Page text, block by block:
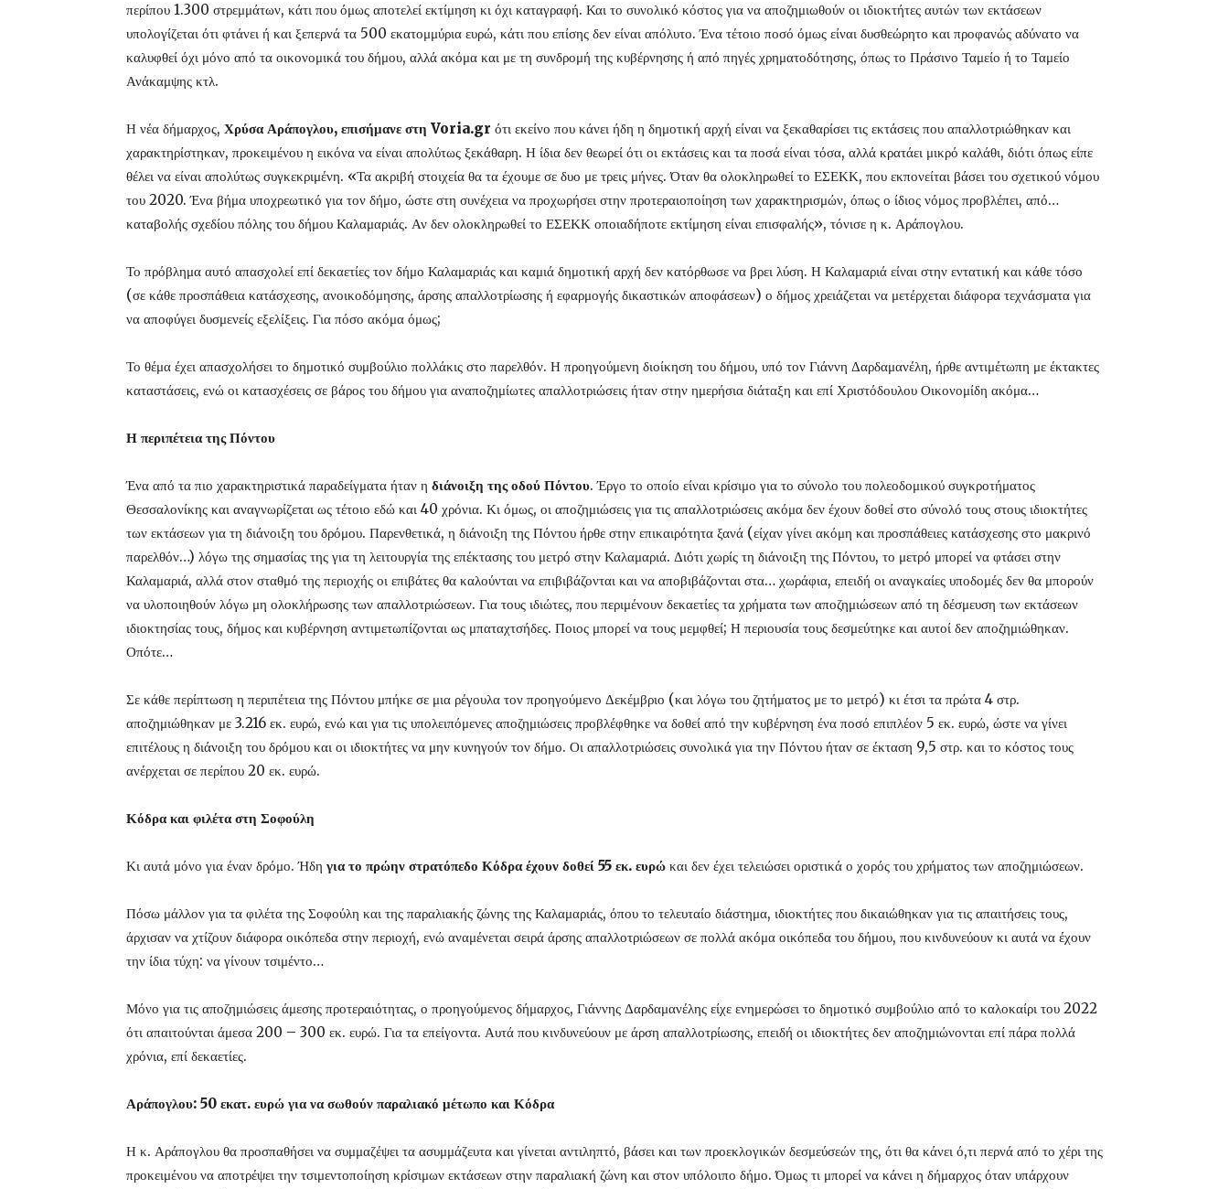
περίπου 1.300 στρεμμάτων, κάτι που όμως αποτελεί εκτίμηση κι όχι καταγραφή. Και το συνολικό κόστος για να αποζημιωθούν οι ιδιοκτήτες αυτών των εκτάσεων
υπολογίζεται ότι φτάνει ή και ξεπερνά τα 500 εκατομμύρια ευρώ, κάτι που επίσης δεν είναι απόλυτο. Ένα τέτοιο ποσό όμως είναι δυσθεώρητο και προφανώς αδύνατο να
καλυφθεί όχι μόνο από τα οικονομικά του δήμου, αλλά ακόμα και με τη συνδρομή της κυβέρνησης ή από πηγές χρηματοδότησης, όπως το Πράσινο Ταμείο ή το Ταμείο
Ανάκαμψης κτλ.
Η νέα δήμαρχος, Χρύσα Αράπογλου, επισήμανε στη Voria.gr ότι εκείνο που κάνει ήδη η δημοτική αρχή είναι να ξεκαθαρίσει τις εκτάσεις που απαλλοτριώθηκαν και
χαρακτηρίστηκαν, προκειμένου η εικόνα να είναι απολύτως ξεκάθαρη. Η ίδια δεν θεωρεί ότι οι εκτάσεις και τα ποσά είναι τόσα, αλλά κρατάει μικρό καλάθι, διότι όπως είπε
θέλει να είναι απολύτως συγκεκριμένη. «Τα ακριβή στοιχεία θα τα έχουμε σε δυο με τρεις μήνες. Όταν θα ολοκληρωθεί το ΕΣΕΚΚ, που εκπονείται βάσει του σχετικού νόμου
του 2020. Ένα βήμα υποχρεωτικό για τον δήμο, ώστε στη συνέχεια να προχωρήσει στην προτεραιοποίηση των χαρακτηρισμών, όπως ο ίδιος νόμος προβλέπει, από…
καταβολής σχεδίου πόλης του δήμου Καλαμαριάς. Αν δεν ολοκληρωθεί το ΕΣΕΚΚ οποιαδήποτε εκτίμηση είναι επισφαλής», τόνισε η κ. Αράπογλου.
Το πρόβλημα αυτό απασχολεί επί δεκαετίες τον δήμο Καλαμαριάς και καμιά δημοτική αρχή δεν κατόρθωσε να βρει λύση. Η Καλαμαριά είναι στην εντατική και κάθε τόσο
(σε κάθε προσπάθεια κατάσχεσης, ανοικοδόμησης, άρσης απαλλοτρίωσης ή εφαρμογής δικαστικών αποφάσεων) ο δήμος χρειάζεται να μετέρχεται διάφορα τεχνάσματα για
να αποφύγει δυσμενείς εξελίξεις. Για πόσο ακόμα όμως;
Το θέμα έχει απασχολήσει το δημοτικό συμβούλιο πολλάκις στο παρελθόν. Η προηγούμενη διοίκηση του δήμου, υπό τον Γιάννη Δαρδαμανέλη, ήρθε αντιμέτωπη με έκτακτες
καταστάσεις, ενώ οι κατασχέσεις σε βάρος του δήμου για αναποζημίωτες απαλλοτριώσεις ήταν στην ημερήσια διάταξη και επί Χριστόδουλου Οικονομίδη ακόμα…
Η περιπέτεια της Πόντου
Ένα από τα πιο χαρακτηριστικά παραδείγματα ήταν η διάνοιξη της οδού Πόντου. Έργο το οποίο είναι κρίσιμο για το σύνολο του πολεοδομικού συγκροτήματος
Θεσσαλονίκης και αναγνωρίζεται ως τέτοιο εδώ και 40 χρόνια. Κι όμως, οι αποζημιώσεις για τις απαλλοτριώσεις ακόμα δεν έχουν δοθεί στο σύνολό τους στους ιδιοκτήτες
των εκτάσεων για τη διάνοιξη του δρόμου. Παρενθετικά, η διάνοιξη της Πόντου ήρθε στην επικαιρότητα ξανά (είχαν γίνει ακόμη και προσπάθειες κατάσχεσης στο μακρινό
παρελθόν…) λόγω της σημασίας της για τη λειτουργία της επέκτασης του μετρό στην Καλαμαριά. Διότι χωρίς τη διάνοιξη της Πόντου, το μετρό μπορεί να φτάσει στην
Καλαμαριά, αλλά στον σταθμό της περιοχής οι επιβάτες θα καλούνται να επιβιβάζονται και να αποβιβάζονται στα… χωράφια, επειδή οι αναγκαίες υποδομές δεν θα μπορούν
να υλοποιηθούν λόγω μη ολοκλήρωσης των απαλλοτριώσεων. Για τους ιδιώτες, που περιμένουν δεκαετίες τα χρήματα των αποζημιώσεων από τη δέσμευση των εκτάσεων
ιδιοκτησίας τους, δήμος και κυβέρνηση αντιμετωπίζονται ως μπαταχτσήδες. Ποιος μπορεί να τους μεμφθεί; Η περιουσία τους δεσμεύτηκε και αυτοί δεν αποζημιώθηκαν.
Οπότε…
Σε κάθε περίπτωση η περιπέτεια της Πόντου μπήκε σε μια ρέγουλα τον προηγούμενο Δεκέμβριο (και λόγω του ζητήματος με το μετρό) κι έτσι τα πρώτα 4 στρ.
αποζημιώθηκαν με 3.216 εκ. ευρώ, ενώ και για τις υπολειπόμενες αποζημιώσεις προβλέφθηκε να δοθεί από την κυβέρνηση ένα ποσό επιπλέον 5 εκ. ευρώ, ώστε να γίνει
επιτέλους η διάνοιξη του δρόμου και οι ιδιοκτήτες να μην κυνηγούν τον δήμο. Οι απαλλοτριώσεις συνολικά για την Πόντου ήταν σε έκταση 9,5 στρ. και το κόστος τους
ανέρχεται σε περίπου 20 εκ. ευρώ.
Κόδρα και φιλέτα στη Σοφούλη
Κι αυτά μόνο για έναν δρόμο. Ήδη για το πρώην στρατόπεδο Κόδρα έχουν δοθεί 55 εκ. ευρώ και δεν έχει τελειώσει οριστικά ο χορός του χρήματος των αποζημιώσεων.
Πόσω μάλλον για τα φιλέτα της Σοφούλη και της παραλιακής ζώνης της Καλαμαριάς, όπου το τελευταίο διάστημα, ιδιοκτήτες που δικαιώθηκαν για τις απαιτήσεις τους,
άρχισαν να χτίζουν διάφορα οικόπεδα στην περιοχή, ενώ αναμένεται σειρά άρσης απαλλοτριώσεων σε πολλά ακόμα οικόπεδα του δήμου, που κινδυνεύουν κι αυτά να έχουν
την ίδια τύχη: να γίνουν τσιμέντο…
Μόνο για τις αποζημιώσεις άμεσης προτεραιότητας, ο προηγούμενος δήμαρχος, Γιάννης Δαρδαμανέλης είχε ενημερώσει το δημοτικό συμβούλιο από το καλοκαίρι του 2022
ότι απαιτούνται άμεσα 200 – 300 εκ. ευρώ. Για τα επείγοντα. Αυτά που κινδυνεύουν με άρση απαλλοτρίωσης, επειδή οι ιδιοκτήτες δεν αποζημιώνονται επί πάρα πολλά
χρόνια, επί δεκαετίες.
Αράπογλου: 50 εκατ. ευρώ για να σωθούν παραλιακό μέτωπο και Κόδρα
Η κ. Αράπογλου θα προσπαθήσει να συμμαζέψει τα ασυμμάζευτα και γίνεται αντιληπτό, βάσει και των προεκλογικών δεσμεύσεών της, ότι θα κάνει ό,τι περνά από το χέρι της
προκειμένου να αποτρέψει την τσιμεντοποίηση κρίσιμων εκτάσεων στην παραλιακή ζώνη και στον υπόλοιπο δήμο. Όμως τι μπορεί να κάνει η δήμαρχος όταν υπάρχουν